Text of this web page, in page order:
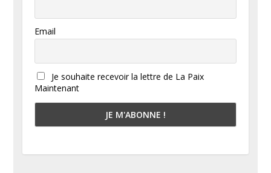
Email
Je souhaite recevoir la lettre de La Paix
Maintenant